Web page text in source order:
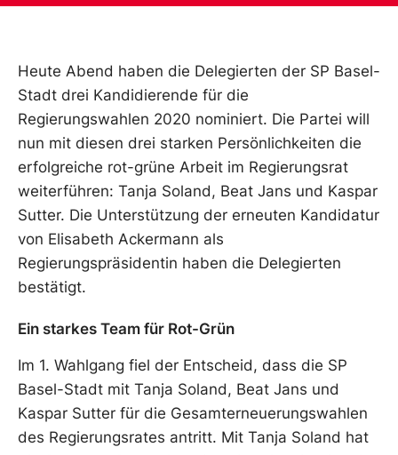
Heute Abend haben die Delegierten der SP Basel-
Stadt drei Kandidierende für die
Regierungswahlen 2020 nominiert. Die Partei will
nun mit diesen drei starken Persönlichkeiten die
erfolgreiche rot-grüne Arbeit im Regierungsrat
weiterführen: Tanja Soland, Beat Jans und Kaspar
Sutter. Die Unterstützung der erneuten Kandidatur
von Elisabeth Ackermann als
Regierungspräsidentin haben die Delegierten
bestätigt.
Ein starkes Team für Rot-Grün
Im 1. Wahlgang fiel der Entscheid, dass die SP
Basel-Stadt mit Tanja Soland, Beat Jans und
Kaspar Sutter für die Gesamterneuerungswahlen
des Regierungsrates antritt. Mit Tanja Soland hat